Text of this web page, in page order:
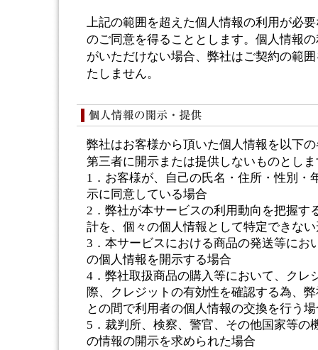
上記の範囲を超えた個人情報の利用が必
のご同意を得ることとします。個人情報
がいただけない場合、弊社はご契約の範
たしません。
弊社はお客様から頂いた個人情報を以下
第三者に開示または提供しないものとし
1．お客様が、自己の氏名・住所・性別・
示に同意している場合
2．弊社が本サービスの利用動向を把握す
計を、個々の個人情報として特定できな
3．本サービスにおける商品の発送等にお
の個人情報を開示する場合
4．弊社取扱商品の購入等において、クレ
際、クレジットの有効性を確認する為、
との間で利用者の個人情報の交換を行う場
5．裁判所、検察、警官、その他国家等の
の情報の開示を求められた場合